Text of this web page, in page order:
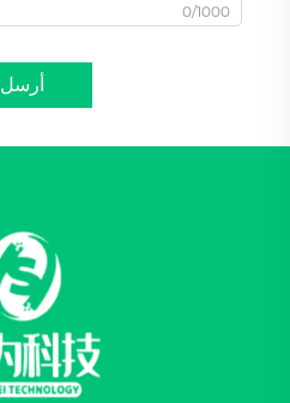
0/1000
أرسل